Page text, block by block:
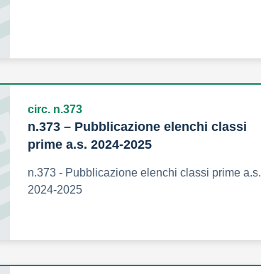
circ. n.373
n.373 – Pubblicazione elenchi classi
prime a.s. 2024-2025
n.373 - Pubblicazione elenchi classi prime a.s.
2024-2025